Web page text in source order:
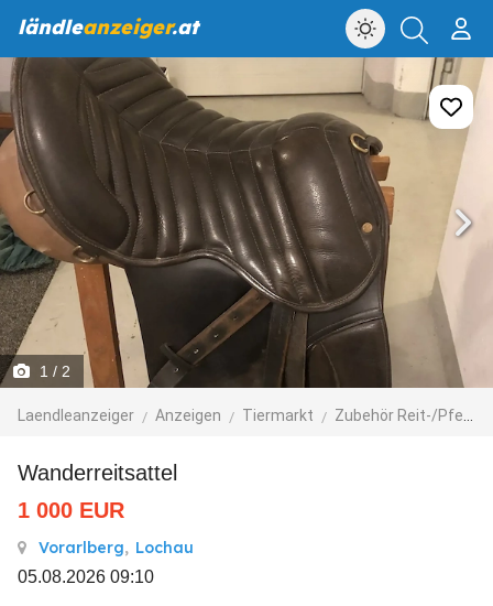
ländleanzeiger.at
1 / 2
Laendleanzeiger Anzeigen Tiermarkt Zubehör Reit-/Pferdesport
Wanderreitsattel
1 000 EUR
Vorarlberg, Lochau
05.08.2026 09:10